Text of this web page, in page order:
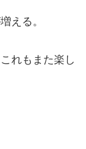
える。
れもまた楽し